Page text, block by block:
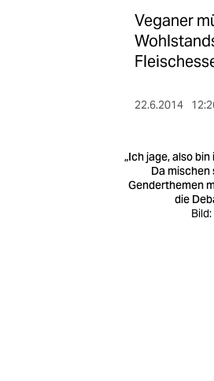
Veganer
22.6.2014
„Ich jage, also bin
Da mischen
Genderthemen
die